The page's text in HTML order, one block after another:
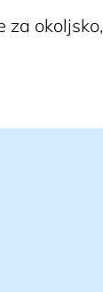
za okoljsko,